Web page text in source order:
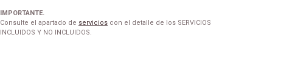
IMPORTANTE.
Consulte el apartado de servicios con el detalle de los SERVICIOS
INCLUIDOS Y NO INCLUIDOS.